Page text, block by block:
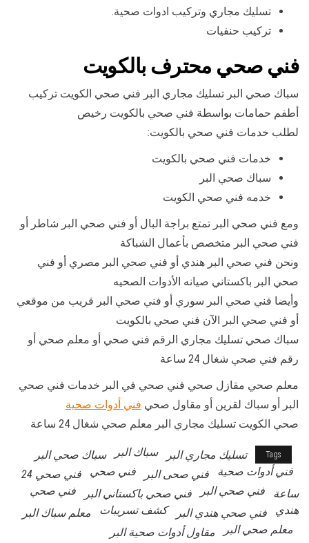
تسليك مجاري وتركيب ادوات صحية.
تركيب حنفيات
فني صحي محترف بالكويت
سباك صحي البر تسليك مجاري البر فني صحي الكويت تركيب
أطفم حمامات بواسطة فني صحي بالكويت رخيص
لطلب خدمات فني صحي بالكويت:
خدمات فني صحي بالكويت
سباك صحي البر
خدمه فني صحي الكويت
ومع فني صحي البر تمتع براجة البال أو فني صحي البر شاطر أو
فني صحي البر متخصص بأعمال الشباكة
ونحن فني صحي البر هندي أو فني صحي البر مصري أو فني
صحي البر باكستاني صيانه الأدوات الصحيه
وأيضا فني صحي البر سوري أو فني صحي البر قريب من موقعي
أو فني صحي البر الآن فني صحي بالكويت
سباك صحي تسليك مجاري الرقم فني صحي أو معلم صحي أو
رقم فني صحي شغال 24 ساعة
معلم صحي مقازل صحي فني صحي في البر خدمات فني صحي
البر أو سباك لقرين أو مقاول صحي فني أدوات صحية
صحي الكويت تسليك مجاري البر معلم صحي شغال 24 ساعة
Tags تسليك مجاري البر سباك البر
سباك صحي البر
فني أدوات صحية
فني صحى البر فني صحي
فني صحي 24
ساعة
فني صحي البر فني صحي باكستاني البر
فني صحي
هندي
فني صحي هندي البر كشف تسريبات
معلم سباك البر
معلم صحي البر
مقاول أدوات صحية البر